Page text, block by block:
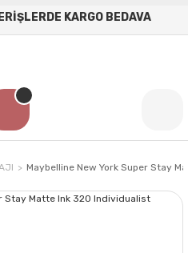
KARGO BEDAVA
Maybelline New York Super Stay